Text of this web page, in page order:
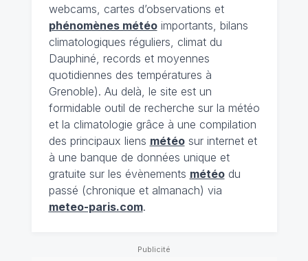
webcams, cartes d’observations et
phénomènes météoimportants, bilans
climatologiques réguliers, climat du
Dauphiné, records et moyennes
quotidiennes des températures à
Grenoble). Au delà, le site est un
formidable outil de recherche sur la météo
et la climatologie grâce à une compilation
des principaux liens météosur internet et
à une banque de données unique et
gratuite sur les évènements météodu
passé (chronique et almanach) via
meteo-paris.com.